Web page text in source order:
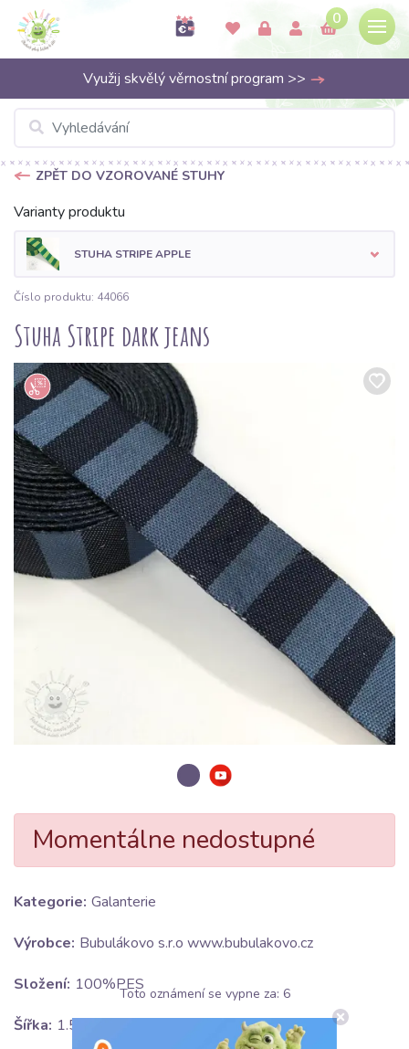
0
Využij skvělý věrnostní program >>
ZPĚT DO VZOROVANÉ STUHY
Varianty produktu
STUHA STRIPE APPLE
Číslo produktu: 44066
Stuha Stripe dark jeans
Momentálne nedostupné
Kategorie: Galanterie
Výrobce: Bubulákovo s.r.o www.bubulakovo.cz
Složení: 100%PES
Šířka: 1.5 cm
Toto oznámení se vypne za: 5